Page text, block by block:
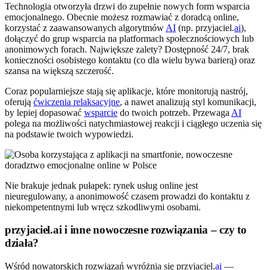
Technologia otworzyła drzwi do zupełnie nowych form wsparcia
emocjonalnego. Obecnie możesz rozmawiać z doradcą online,
korzystać z zaawansowanych algorytmów AI (np. przyjaciel.ai),
dołączyć do grup wsparcia na platformach społecznościowych lub
anonimowych forach. Największe zalety? Dostępność 24/7, brak
konieczności osobistego kontaktu (co dla wielu bywa barierą) oraz
szansa na większą szczerość.
Coraz popularniejsze stają się aplikacje, które monitorują nastrój,
oferują ćwiczenia relaksacyjne, a nawet analizują styl komunikacji,
by lepiej dopasować wsparcie do twoich potrzeb. Przewaga AI
polega na możliwości natychmiastowej reakcji i ciągłego uczenia się
na podstawie twoich wypowiedzi.
Nie brakuje jednak pułapek: rynek usług online jest
nieuregulowany, a anonimowość czasem prowadzi do kontaktu z
niekompetentnymi lub wręcz szkodliwymi osobami.
przyjaciel.ai i inne nowoczesne rozwiązania – czy to
działa?
Wśród nowatorskich rozwiązań wyróżnia się przyjaciel.ai —